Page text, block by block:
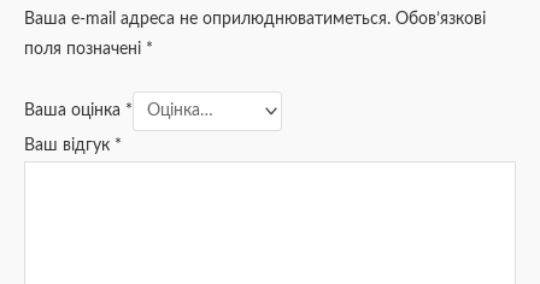
Ваша e-mail адреса не оприлюднюватиметься. Обов’язкові
поля позначені *
Ваша оцінка *
Ваш відгук *